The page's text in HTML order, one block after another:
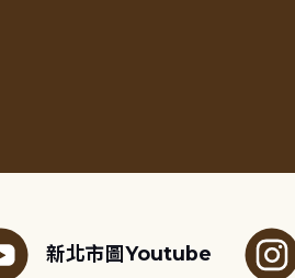
新北市圖Youtube